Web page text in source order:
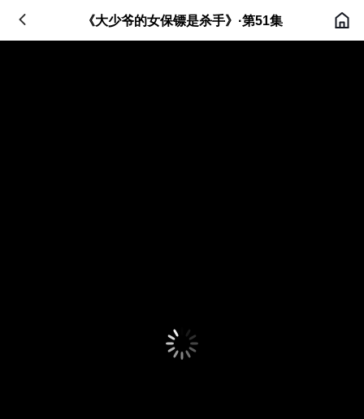
《大少爷的女保镖是杀手》·第51集